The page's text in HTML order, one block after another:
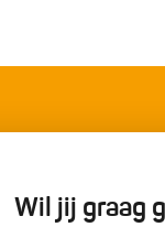
Wil jij graag